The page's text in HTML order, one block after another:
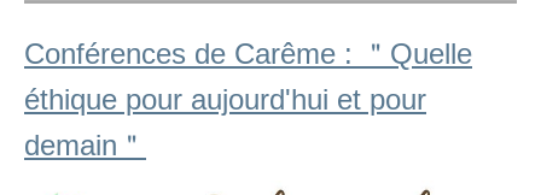
Conférences de Carême : ＂Quelle
éthique pour aujourd'hui et pour
demain＂